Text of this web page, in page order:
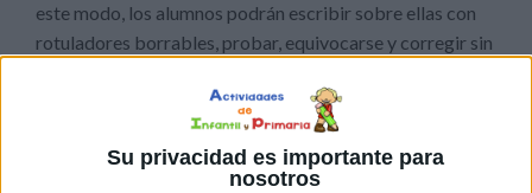
Su privacidad es importante para
nosotros
este modo, los alumnos podrán escribir sobre ellas con
rotuladores borrables, probar, equivocarse y corregir sin